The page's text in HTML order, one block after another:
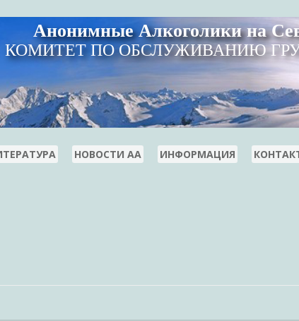
Анонимные Алкоголики на
КОМИТЕТ ПО ОБСЛУЖИВАНИЮ
НОВОСТИ АА ИНФОРМАЦИЯ